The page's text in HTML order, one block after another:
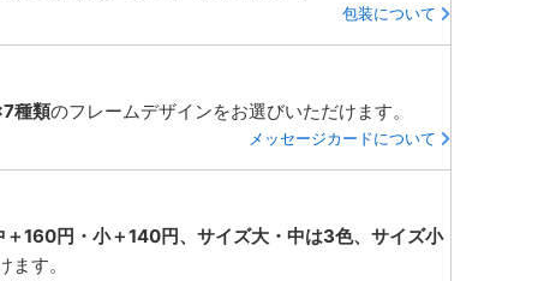
包装について
種類のフレームデザインをお選びいただけます。
メッセージカードについて
＋160円・小＋140円、サイズ大・中は3色、サイズ小
ます。